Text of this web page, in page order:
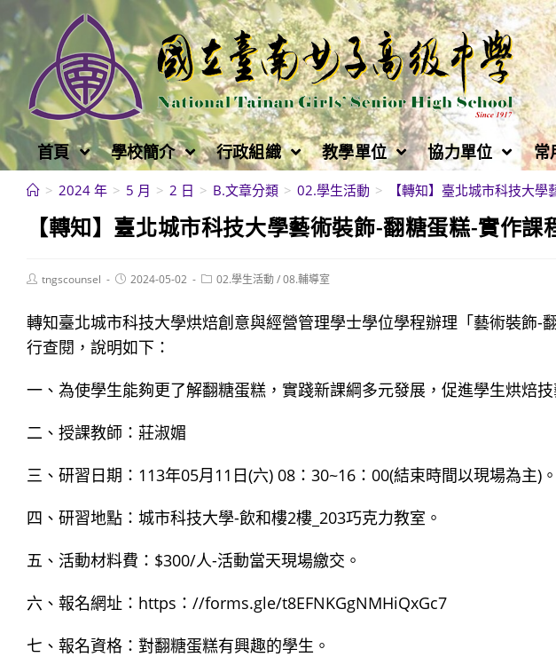
跳
轉
至
主
要
內
容
首頁 學校簡介 行政組織 教學單位 協力單位 常
> 2024 年 > 5 月 > 2 日 > B.文章分類 > 02.學生活動 > 【轉知】臺北城市科技大
【轉知】臺北城市科技大學藝術裝飾-翻糖蛋糕-實作課
Posttngscounsel
Post2024-05-02
Post02.學生活動/08.輔導室
轉知臺北城市科技大學烘焙創意與經營管理學士學位學程辦理「藝術裝飾-
行查閱，說明如下：
一、為使學生能夠更了解翻糖蛋糕，實踐新課綱多元發展，促進學生烘焙
二、授課教師：莊淑媚
三、研習日期：113年05月11日(六) 08：30~16：00(結束時間以現場為主)
四、研習地點：城市科技大學-飲和樓2樓_203巧克力教室。
五、活動材料費：$300/人-活動當天現場繳交。
六、報名網址：https：//forms.gle/t8EFNKGgNMHiQxGc7
七、報名資格：對翻糖蛋糕有興趣的學生。